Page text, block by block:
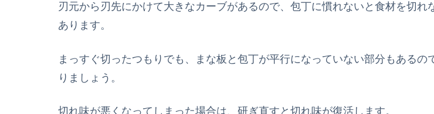
刃元から刃先にかけて大きなカーブがあるので、包丁に慣れないと食材を切れ
あります。
まっすぐ切ったつもりでも、まな板と包丁が平行になっていない部分もあるの
りましょう。
切れ味が悪くなってしまった場合は、研ぎ直すと切れ味が復活します。